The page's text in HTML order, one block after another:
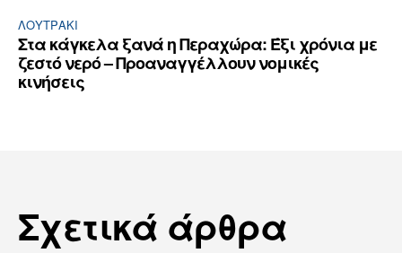
ΛΟΥΤΡΆΚΙ
Στα κάγκελα ξανά η Περαχώρα: Έξι χρόνια με
ζεστό νερό – Προαναγγέλλουν νομικές
κινήσεις
Σχετικά άρθρα